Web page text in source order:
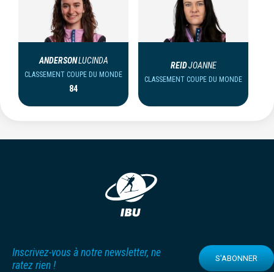
ANDERSONLUCINDA
CLASSEMENT COUPE DU MONDE
84
REIDJOANNE
CLASSEMENT COUPE DU MONDE
Inscrivez-vous à notre newsletter, ne
ratez rien !
S'ABONNER